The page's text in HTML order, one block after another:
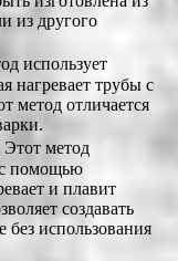
из другого
использует
нагревает трубы с
метод отличается
Этот метод
с помощью
и плавит
создавать
без использования